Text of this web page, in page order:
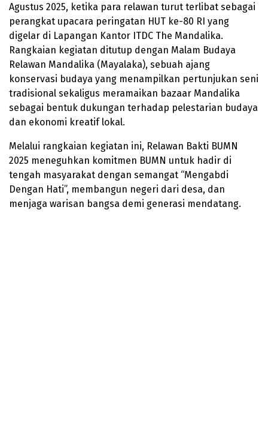
Agustus 2025, ketika para relawan turut terlibat sebagai
perangkat upacara peringatan HUT ke-80 RI yang
digelar di Lapangan Kantor ITDC The Mandalika.
Rangkaian kegiatan ditutup dengan Malam Budaya
Relawan Mandalika (Mayalaka), sebuah ajang
konservasi budaya yang menampilkan pertunjukan seni
tradisional sekaligus meramaikan bazaar Mandalika
sebagai bentuk dukungan terhadap pelestarian budaya
dan ekonomi kreatif lokal.
Melalui rangkaian kegiatan ini, Relawan Bakti BUMN
2025 meneguhkan komitmen BUMN untuk hadir di
tengah masyarakat dengan semangat “Mengabdi
Dengan Hati”, membangun negeri dari desa, dan
menjaga warisan bangsa demi generasi mendatang.